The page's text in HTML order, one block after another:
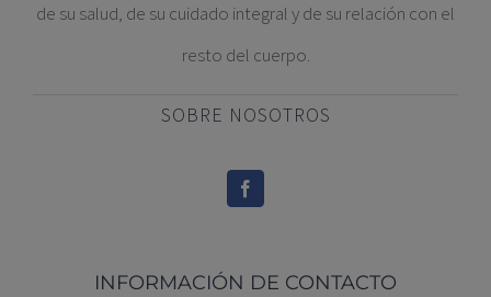
de su salud, de su cuidado integral y de su relación con el
resto del cuerpo.
SOBRE NOSOTROS
INFORMACIÓN DE CONTACTO